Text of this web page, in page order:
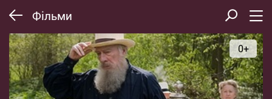
Фільми
0+